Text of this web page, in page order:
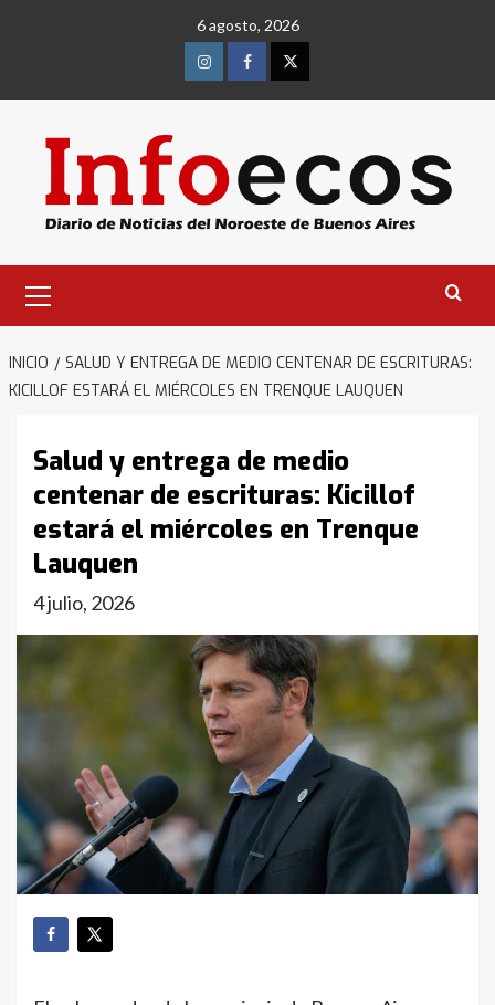
6 agosto, 2026
InstagramFacebookTwitter
primario
INICIO
SALUD Y ENTREGA DE MEDIO CENTENAR DE ESCRITURAS:
KICILLOF ESTARÁ EL MIÉRCOLES EN TRENQUE LAUQUEN
Salud y entrega de medio
centenar de escrituras: Kicillof
estará el miércoles en Trenque
Lauquen
4 julio, 2026